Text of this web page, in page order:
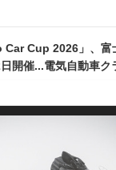
Car Cup 2026」、
開催...電気自動車ク